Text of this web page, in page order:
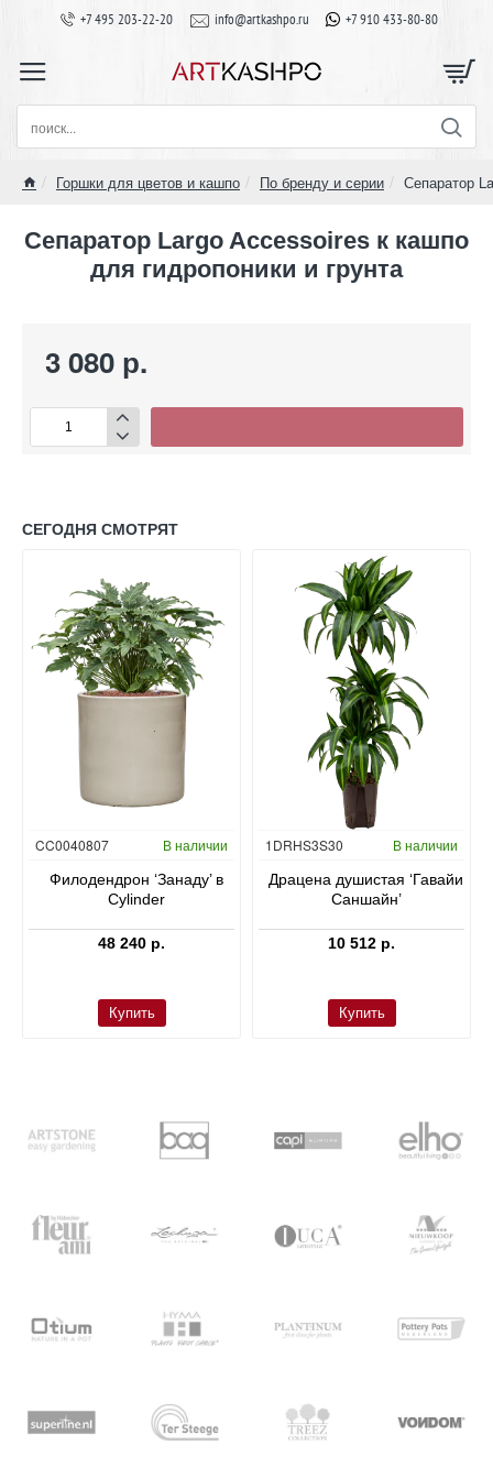
+7 495 203-22-20 info@artkashpo.ru +7 910 433-80-80
поиск...
Горшки для цветов и кашпо По бренду и серии Сепаратор
Сепаратор Largo Accessoires к кашпо
для гидропоники и грунта
3 080 р.
СЕГОДНЯ СМОТРЯТ
CC0040807 В наличии
Филодендрон ‘Занаду’ в
Cylinder
48 240 р.
Купить
Гидропоника
1DRHS3S30 В наличии
Драцена душистая ‘Гавайи
Саншайн’
10 512 р.
Купить